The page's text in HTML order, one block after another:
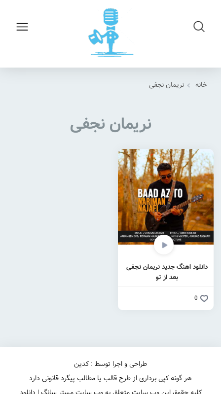
خانه نریمان نجفی
نریمان نجفی
دانلود اهنگ جدید نریمان نجفی
بعد از تو
0
طراحی و اجرا توسط : کدین
هر گونه کپی برداری از طرح قالب یا مطالب پیگرد قانونی دارد